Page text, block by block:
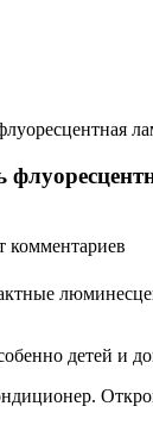
комментариев
детей и